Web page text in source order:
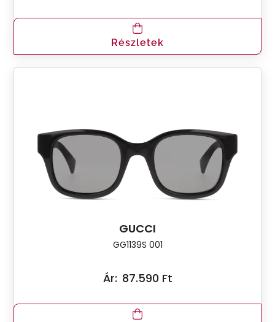
Részletek
GUCCI
GG1139S 001
Ár: 87.590 Ft